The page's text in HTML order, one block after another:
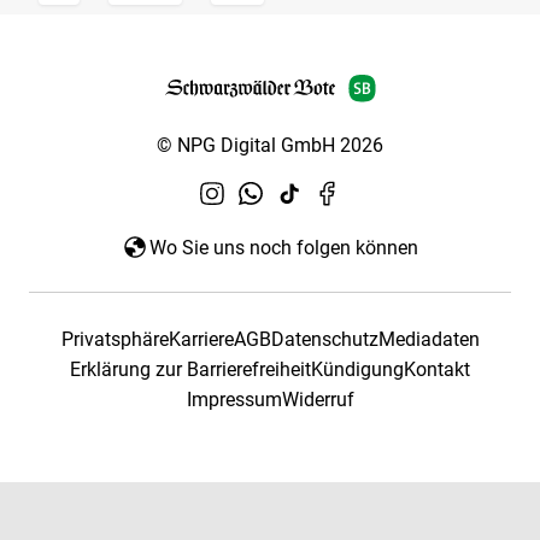
© NPG Digital GmbH 2026
Wo Sie uns noch folgen können
PrivatsphäreKarriereAGBDatenschutzMediadaten
Erklärung zur BarrierefreiheitKündigungKontakt
ImpressumWiderruf